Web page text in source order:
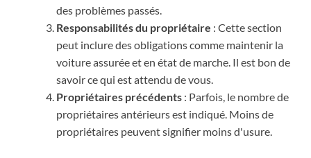
des problèmes passés.
Responsabilités du propriétaire : Cette section
peut inclure des obligations comme maintenir la
voiture assurée et en état de marche. Il est bon de
savoir ce qui est attendu de vous.
Propriétaires précédents : Parfois, le nombre de
propriétaires antérieurs est indiqué. Moins de
propriétaires peuvent signifier moins d'usure.